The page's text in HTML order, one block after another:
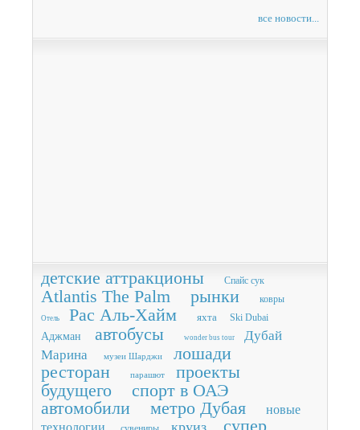
все новости...
детские аттракционы Спайс сук
Atlantis The Palm рынки ковры
Отель Рас Аль-Хайм яхта Ski Dubai
Аджман автобусы wonder bus tour
Дубай
Марина
музеи Шарджи
лошади
ресторан
парашют
проекты
будущего
спорт в ОАЭ
автомобили
метро Дубая
новые
супер